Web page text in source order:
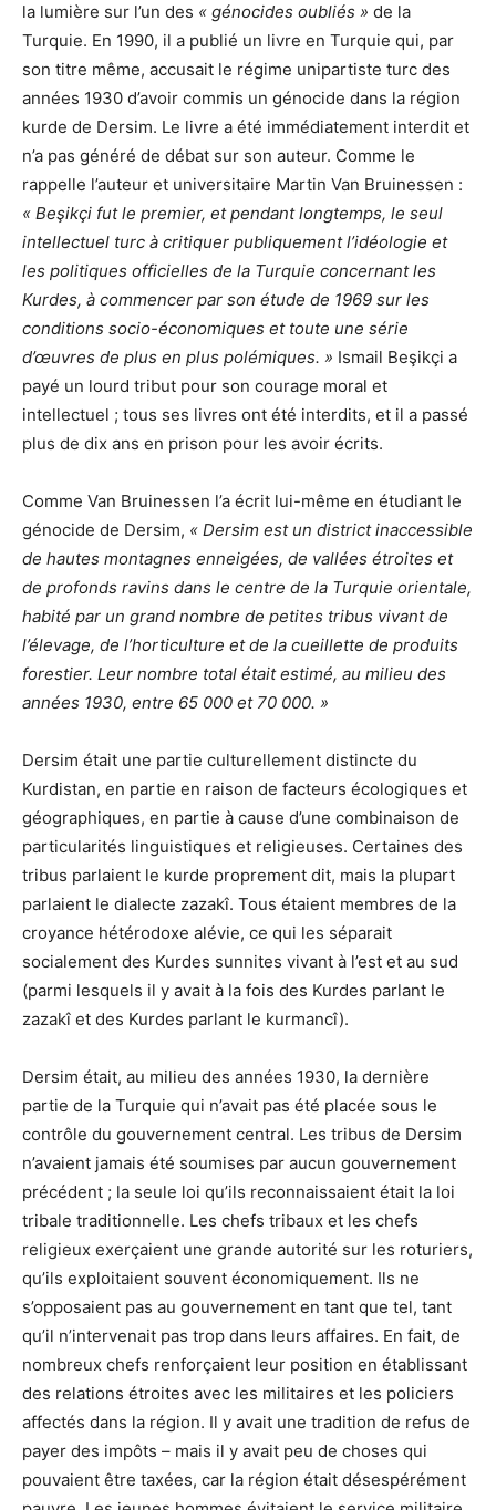
la lumière sur l’un des « génocides oubliés » de la
Turquie. En 1990, il a publié un livre en Turquie qui, par
son titre même, accusait le régime unipartiste turc des
années 1930 d’avoir commis un génocide dans la région
kurde de Dersim. Le livre a été immédiatement interdit et
n’a pas généré de débat sur son auteur. Comme le
rappelle l’auteur et universitaire Martin Van Bruinessen :
« Beşikçi fut le premier, et pendant longtemps, le seul
intellectuel turc à critiquer publiquement l’idéologie et
les politiques officielles de la Turquie concernant les
Kurdes, à commencer par son étude de 1969 sur les
conditions socio-économiques et toute une série
d’œuvres de plus en plus polémiques. » Ismail Beşikçi a
payé un lourd tribut pour son courage moral et
intellectuel ; tous ses livres ont été interdits, et il a passé
plus de dix ans en prison pour les avoir écrits.
Comme Van Bruinessen l’a écrit lui-même en étudiant le
génocide de Dersim, « Dersim est un district inaccessible
de hautes montagnes enneigées, de vallées étroites et
de profonds ravins dans le centre de la Turquie orientale,
habité par un grand nombre de petites tribus vivant de
l’élevage, de l’horticulture et de la cueillette de produits
forestier. Leur nombre total était estimé, au milieu des
années 1930, entre 65 000 et 70 000. »
Dersim était une partie culturellement distincte du
Kurdistan, en partie en raison de facteurs écologiques et
géographiques, en partie à cause d’une combinaison de
particularités linguistiques et religieuses. Certaines des
tribus parlaient le kurde proprement dit, mais la plupart
parlaient le dialecte zazakî. Tous étaient membres de la
croyance hétérodoxe alévie, ce qui les séparait
socialement des Kurdes sunnites vivant à l’est et au sud
(parmi lesquels il y avait à la fois des Kurdes parlant le
zazakî et des Kurdes parlant le kurmancî).
Dersim était, au milieu des années 1930, la dernière
partie de la Turquie qui n’avait pas été placée sous le
contrôle du gouvernement central. Les tribus de Dersim
n’avaient jamais été soumises par aucun gouvernement
précédent ; la seule loi qu’ils reconnaissaient était la loi
tribale traditionnelle. Les chefs tribaux et les chefs
religieux exerçaient une grande autorité sur les roturiers,
qu’ils exploitaient souvent économiquement. Ils ne
s’opposaient pas au gouvernement en tant que tel, tant
qu’il n’intervenait pas trop dans leurs affaires. En fait, de
nombreux chefs renforçaient leur position en établissant
des relations étroites avec les militaires et les policiers
affectés dans la région. Il y avait une tradition de refus de
payer des impôts – mais il y avait peu de choses qui
pouvaient être taxées, car la région était désespérément